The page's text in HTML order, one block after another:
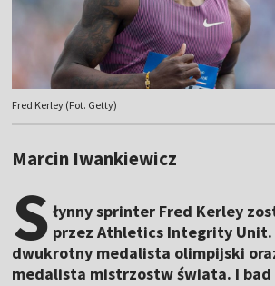
Fred Kerley (Fot. Getty)
Marcin Iwankiewicz
S łynny sprinter Fred Kerley
przez Athletics Integrity
dwukrotny medalista olimpijski
medalista mistrzostw świata. I bad